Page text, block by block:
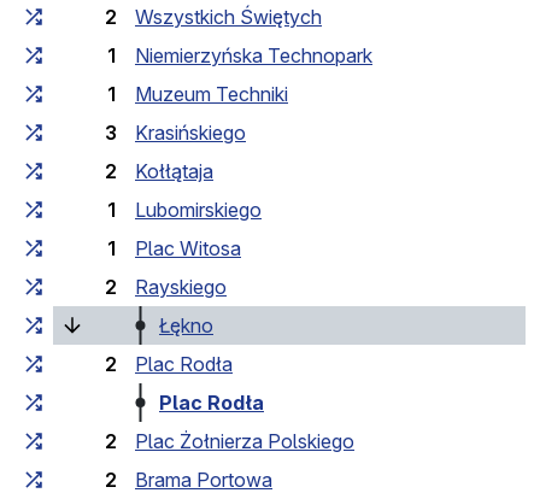
2
Wszystkich Świętych
1
Niemierzyńska Technopark
1
Muzeum Techniki
3
Krasińskiego
2
Kołłątaja
1
Lubomirskiego
1
Plac Witosa
2
Rayskiego
Łękno
2
Plac Rodła
Plac Rodła
2
Plac Żołnierza Polskiego
2
Brama Portowa